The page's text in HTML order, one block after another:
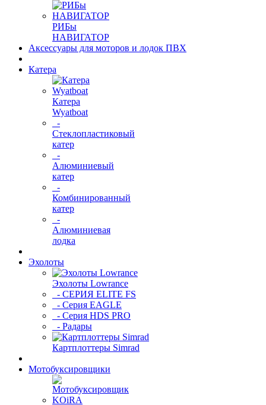
РИБы
НАВИГАТОР
Аксессуары для моторов и лодок ПВХ
Катера
Катера
Wyatboat
-
Cтеклопластиковый
катер
-
Алюминиевый
катер
-
Комбинированный
катер
-
Алюминиевая
лодка
Эхолоты
Эхолоты Lowrance
- СЕРИЯ ELITE FS
- Серия EAGLE
- Серия HDS PRO
- Радары
Картплоттеры Simrad
Мотобуксировщики